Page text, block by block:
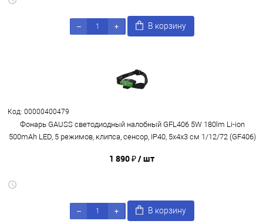
В корзину
Код: 00000400479
Фонарь GAUSS светодиодный налобный GFL406 5W 180lm Li-ion
500mAh LED, 5 режимов, клипса, сенсор, IP40, 5х4х3 см 1/12/72 (GF406)
1 890 ₽/ шт
В корзину